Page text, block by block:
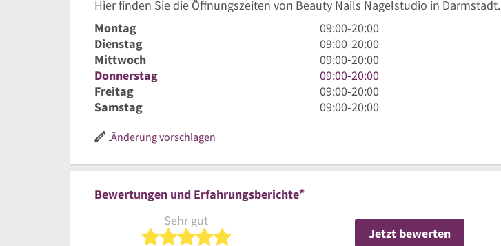
Hier finden Sie die Öffnungszeiten von Beauty Nails Nagelstudio in Darmstadt.
Montag
9
Uhr
bis
20
Uhr
09:00-20:00
Dienstag
9
Uhr
bis
20
Uhr
09:00-20:00
Mittwoch
9
Uhr
bis
20
09:00-20:00
Donnerstag
9
Uhr
bis
09:00-20:00
Freitag
9
Uhr
09:00-20:00
Samstag
9
Uhr
09:00-20:00
Änderung vorschlagen
Bewertungen und Erfahrungsberichte*
Sehr gut
5 von 5 Sternen
Jetzt bewerten